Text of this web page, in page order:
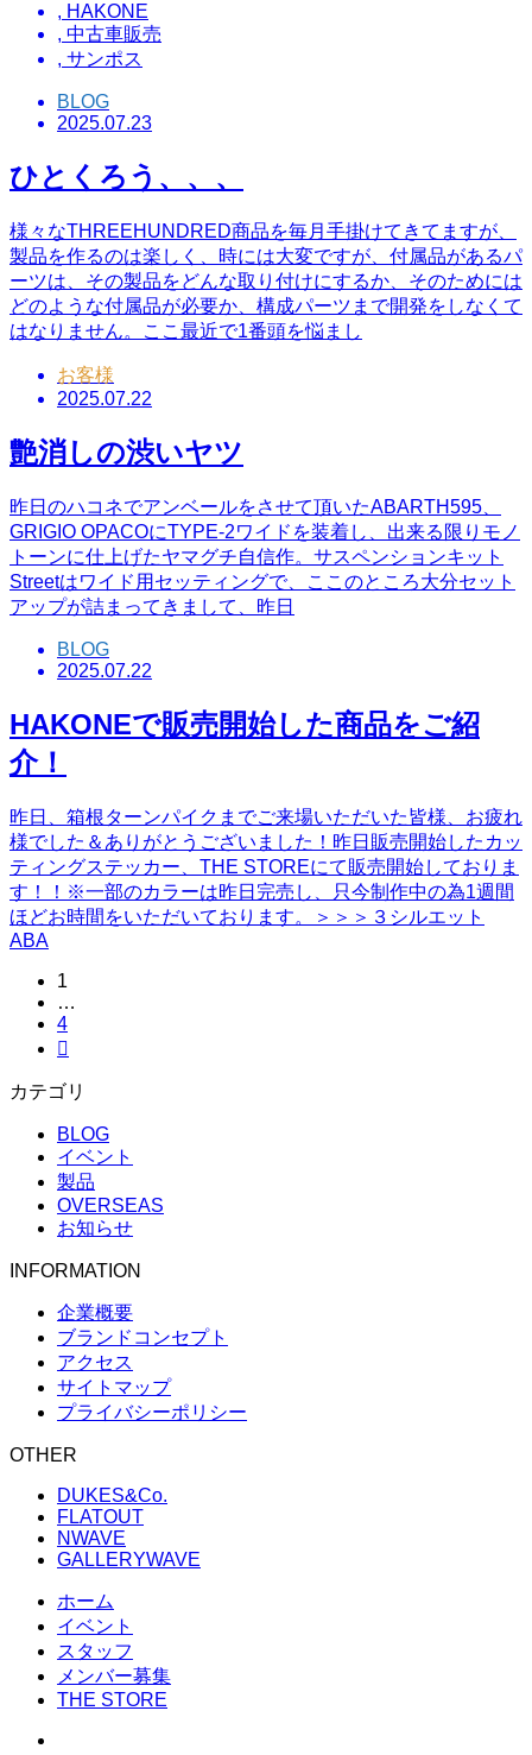
, HAKONE
, 中古車販売
, サンポス
BLOG
2025.07.23
ひとくろう、、、
様々なTHREEHUNDRED商品を毎月手掛けてきてますが、
製品を作るのは楽しく、時には大変ですが、付属品があるパ
ーツは、その製品をどんな取り付けにするか、そのためには
どのような付属品が必要か、構成パーツまで開発をしなくて
はなりません。ここ最近で1番頭を悩まし
お客様
2025.07.22
艶消しの渋いヤツ
昨日のハコネでアンベールをさせて頂いたABARTH595、
GRIGIO OPACOにTYPE-2ワイドを装着し、出来る限りモノ
トーンに仕上げたヤマグチ自信作。サスペンションキット
Streetはワイド用セッティングで、ここのところ大分セット
アップが詰まってきまして、昨日
BLOG
2025.07.22
HAKONEで販売開始した商品をご紹
介！
昨日、箱根ターンパイクまでご来場いただいた皆様、お疲れ
様でした＆ありがとうございました！昨日販売開始したカッ
ティングステッカー、THE STOREにて販売開始しておりま
す！！※一部のカラーは昨日完売し、只今制作中の為1週間
ほどお時間をいただいております。＞＞＞３シルエット
ABA
1
…
4

カテゴリ
BLOG
イベント
製品
OVERSEAS
お知らせ
INFORMATION
企業概要
ブランドコンセプト
アクセス
サイトマップ
プライバシーポリシー
OTHER
DUKES&Co.
FLATOUT
NWAVE
GALLERYWAVE
ホーム
イベント
スタッフ
メンバー募集
THE STORE